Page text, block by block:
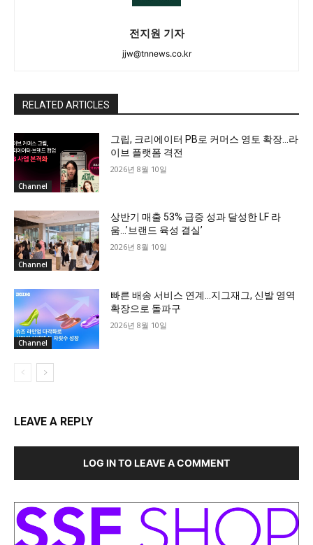
전지원 기자
jjw@tnnews.co.kr
RELATED ARTICLES
Channel
그립, 크리에이터 PB로 커머스 영토 확장…라
이브 플랫폼 격전
2026년 8월 10일
Channel
상반기 매출 53% 급증 성과 달성한 LF 라
움…’브랜드 육성 결실’
2026년 8월 10일
Channel
빠른 배송 서비스 연계…지그재그, 신발 영역
확장으로 돌파구
2026년 8월 10일
LEAVE A REPLY
LOG IN TO LEAVE A COMMENT